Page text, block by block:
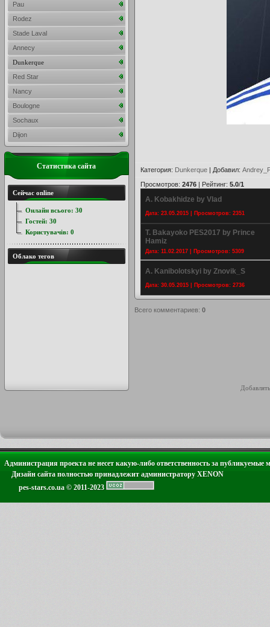
Категория: Dunkerque | Добавил:
Просмотров: 2476 | Рейтинг: 5.0/1
A. Kobakhidze by Vlad
Дата: 23.05.2015 | Просмотров: 2351
T. Bakayoko PES2017 by Prince
Hamiz
Дата: 11.02.2017 | Просмотров: 5309
A. Kanibolotskyi by Znovik_S
Дата: 30.05.2015 | Просмотров: 2736
Всего комментариев: 0
Pau
Rodez
Stade Laval
Annecy
Dunkerque
Red Star
Nancy
Boulogne
Sochaux
Dijon
Статистика сайта
Сейчас online
Онлайн всього: 30
Гостей: 30
Користувачів: 0
Облако тегов
Администрация проекта не несет какую-либо ответственность за публикуемые
Дизайн сайта полностью принадлежит администратору XENON
pes-stars.co.ua © 2011-2023